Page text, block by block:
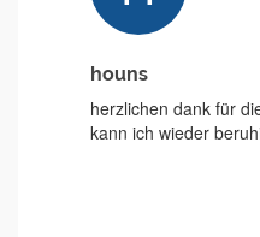
houns
herzlichen dank für
kann ich wieder